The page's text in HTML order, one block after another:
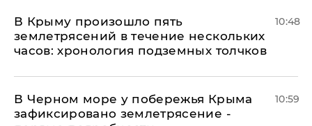
В Крыму произошло пять
землетрясений в течение нескольких
часов: хронология подземных толчков
10:48
В Черном море у побережья Крыма
зафиксировано землетрясение -
10:59